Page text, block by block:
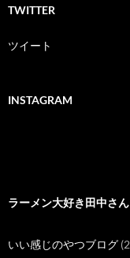
TWITTER
ツイート
INSTAGRAM
ラーメン大好き田中さん
いい感じのやつブログ